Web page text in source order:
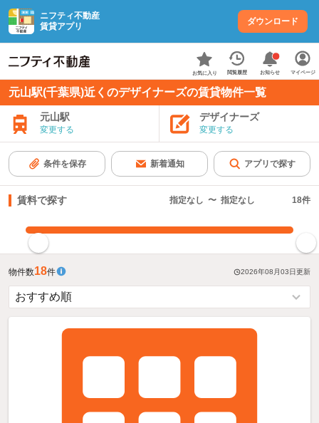
ニフティ不動産
賃貸アプリ
ダウンロード
お気に入り 閲覧履歴 お知らせ マイページ
元山駅(千葉県)近くのデザイナーズの賃貸物件一覧
元山駅
変更する
デザイナーズ
変更する
条件を保存 新着通知 アプリで探す
賃料で探す 指定なし 〜 指定なし 18件
物件数18件 2026年08月03日更新